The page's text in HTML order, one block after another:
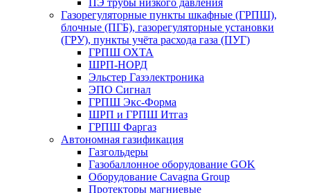
ПЭ трубы низкого давления
Газорегуляторные пункты шкафные (ГРПШ),
блочные (ПГБ), газорегуляторные установки
(ГРУ), пункты учёта расхода газа (ПУГ)
ГРПШ ОХТА
ШРП-НОРД
Эльстер Газэлектроника
ЭПО Сигнал
ГРПШ Экс-Форма
ШРП и ГРПШ Итгаз
ГРПШ Фаргаз
Автономная газификация
Газгольдеры
Газобаллонное оборудование GOK
Оборудование Cavagna Group
Протекторы магниевые